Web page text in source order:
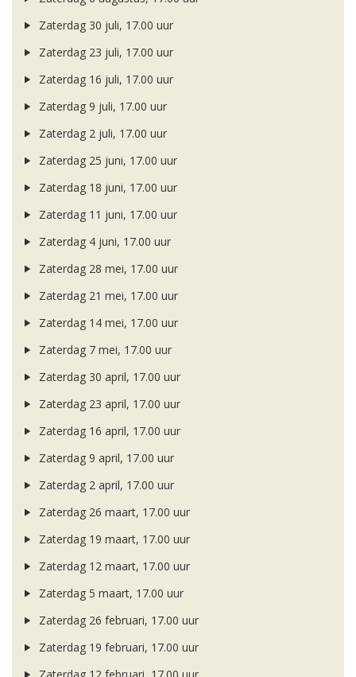
Zaterdag 30 juli, 17.00 uur
Zaterdag 23 juli, 17.00 uur
Zaterdag 16 juli, 17.00 uur
Zaterdag 9 juli, 17.00 uur
Zaterdag 2 juli, 17.00 uur
Zaterdag 25 juni, 17.00 uur
Zaterdag 18 juni, 17.00 uur
Zaterdag 11 juni, 17.00 uur
Zaterdag 4 juni, 17.00 uur
Zaterdag 28 mei, 17.00 uur
Zaterdag 21 mei, 17.00 uur
Zaterdag 14 mei, 17.00 uur
Zaterdag 7 mei, 17.00 uur
Zaterdag 30 april, 17.00 uur
Zaterdag 23 april, 17.00 uur
Zaterdag 16 april, 17.00 uur
Zaterdag 9 april, 17.00 uur
Zaterdag 2 april, 17.00 uur
Zaterdag 26 maart, 17.00 uur
Zaterdag 19 maart, 17.00 uur
Zaterdag 12 maart, 17.00 uur
Zaterdag 5 maart, 17.00 uur
Zaterdag 26 februari, 17.00 uur
Zaterdag 19 februari, 17.00 uur